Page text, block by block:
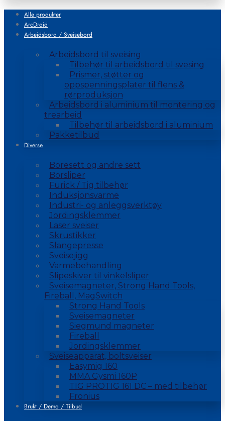
Alle produkter
ArcDroid
Arbeidsbord / Sveisebord
Arbeidsbord til sveising
Tilbehør til arbeidsbord til svesing
Prismer, støtter og
oppspenningsplater til flens &
rørproduksjon
Arbeidsbord i aluminium til montering og
trearbeid
Tilbehør til arbeidsbord i aluminium
Pakketilbud
Diverse
Boresett og andre sett
Borsliper
Furick / Tig tilbehør
Induksjonsvarme
Industri- og anleggsverktøy
Jordingsklemmer
Laser sveiser
Skrustikker
Slangepresse
Sveisejigg
Varmebehandling
Slipeskiver til vinkelsliper
Sveisemagneter, Strong Hand Tools,
Fireball, MagSwitch
Strong Hand Tools
Sveisemagneter
Siegmund magneter
Fireball
Jordingsklemmer
Sveiseapparat, boltsveiser
Easymig 160
MMA Gysmi 160P
TIG PROTIG 161 DC – med tilbehør
Fronius
Brukt / Demo / Tilbud